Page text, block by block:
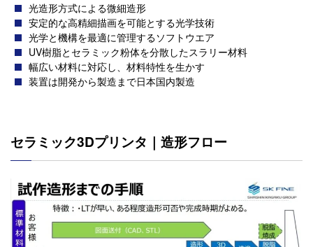
光造形方式による微細造形
安定的な高精細描画を可能とする光学技術
光学と機構を最適に管理するソフトウエア
UV樹脂とセラミック粉体を分散したスラリー材料
幅広い材料に対応し、材料特性を生かす
装置は開発から製造まで日本国内製造
セラミック3Dプリンタ｜造形フロー